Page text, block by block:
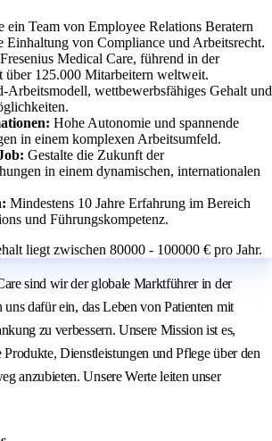
ein Team von Employee Relations Beratern
Einhaltung von Compliance und Arbeitsrecht.
Fresenius Medical Care, führend in der
über 125.000 Mitarbeitern weltweit.
Arbeitsmodell, wettbewerbsfähiges Gehalt und
Hohe Autonomie und spannende
in einem komplexen Arbeitsumfeld.
Gestalte die Zukunft der
in einem dynamischen, internationalen
Mindestens 10 Jahre Erfahrung im Bereich
und Führungskompetenz.
liegt zwischen 80000 - 100000 € pro Jahr.
sind wir der globale Marktführer in der
uns dafür ein, das Leben von Patienten mit
zu verbessern. Unsere Mission ist es,
Dienstleistungen und Pflege über den
anzubieten. Unsere Werte leiten unser